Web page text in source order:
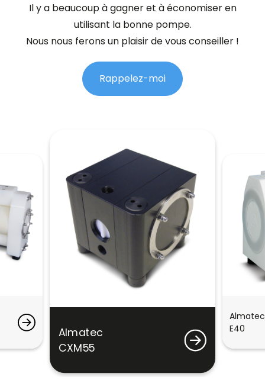
Il y a beaucoup à gagner et à économiser en
utilisant la bonne pompe.
Nous nous ferons un plaisir de vous conseiller !
Rappelez-moi
Almatec
CXM55
Almatec
E40